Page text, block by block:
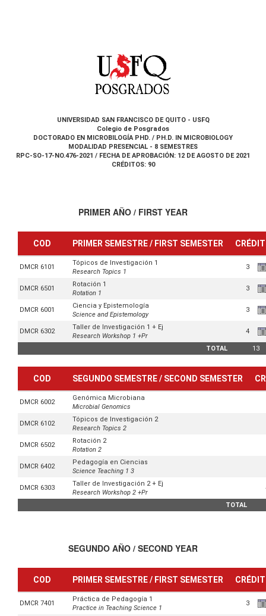
UNIVERSIDAD SAN FRANCISCO DE QUITO - USFQ
Colegio de Posgrados
DOCTORADO EN MICROBILOGÍA PHD. / PH.D. IN MICROBIOLOGY
MODALIDAD PRESENCIAL - 8 SEMESTRES
RPC-SO-17-NO.476-2021 / FECHA DE APROBACIÓN: 12 DE AGOSTO DE 2021
CRÉDITOS: 90
PRIMER AÑO / FIRST YEAR
COD PRIMER SEMESTRE / FIRST SEMESTER
DMCR 6101
Tópicos de Investigación 1
Research Topics 1
3
DMCR 6501
Rotación 1
Rotation 1
3
DMCR 6001
Ciencia y Epistemología
Science and Epistemology
3
DMCR 6302
Taller de Investigación 1 + Ej
Research Workshop 1 +Pr
4
TOTAL 13
COD SEGUNDO SEMESTRE / SECOND SEMESTER
DMCR 6002
Genómica Microbiana
Microbial Genomics
DMCR 6102
Tópicos de Investigación 2
Research Topics 2
DMCR 6502
Rotación 2
Rotation 2
DMCR 6402
Pedagogía en Ciencias
Science Teaching 1 3
DMCR 6303
Taller de Investigación 2 + Ej
Research Workshop 2 +Pr
TOTAL
SEGUNDO AÑO / SECOND YEAR
COD PRIMER SEMESTRE / FIRST SEMESTER
DMCR 7401
Práctica de Pedagogía 1
Practice in Teaching Science 1
3